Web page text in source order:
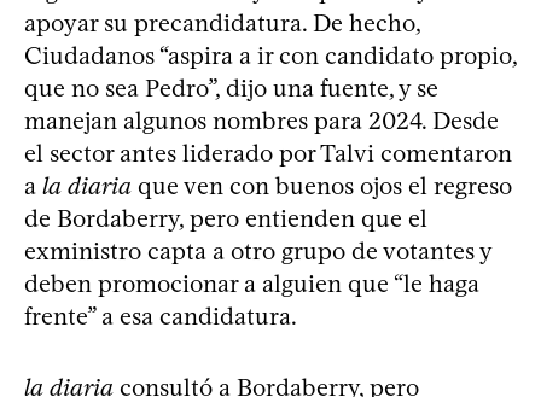
apoyar su precandidatura. De hecho,
Ciudadanos “aspira a ir con candidato propio,
que no sea Pedro”, dijo una fuente, y se
manejan algunos nombres para 2024. Desde
el sector antes liderado por Talvi comentaron
a la diaria que ven con buenos ojos el regreso
de Bordaberry, pero entienden que el
exministro capta a otro grupo de votantes y
deben promocionar a alguien que “le haga
frente” a esa candidatura.
la diaria consultó a Bordaberry, pero